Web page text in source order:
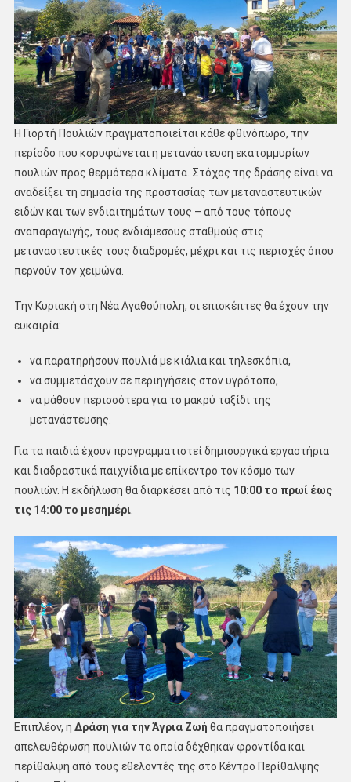
Η Γιορτή Πουλιών πραγματοποιείται κάθε φθινόπωρο, την
περίοδο που κορυφώνεται η μετανάστευση εκατομμυρίων
πουλιών προς θερμότερα κλίματα. Στόχος της δράσης είναι να
αναδείξει τη σημασία της προστασίας των μεταναστευτικών
ειδών και των ενδιαιτημάτων τους – από τους τόπους
αναπαραγωγής, τους ενδιάμεσους σταθμούς στις
μεταναστευτικές τους διαδρομές, μέχρι και τις περιοχές όπου
περνούν τον χειμώνα.
Την Κυριακή στη Νέα Αγαθούπολη, οι επισκέπτες θα έχουν την
ευκαιρία:
να παρατηρήσουν πουλιά με κιάλια και τηλεσκόπια,
να συμμετάσχουν σε περιηγήσεις στον υγρότοπο,
να μάθουν περισσότερα για το μακρύ ταξίδι της
μετανάστευσης.
Για τα παιδιά έχουν προγραμματιστεί δημιουργικά εργαστήρια
και διαδραστικά παιχνίδια με επίκεντρο τον κόσμο των
πουλιών. Η εκδήλωση θα διαρκέσει από τις 10:00 το πρωί έως
τις 14:00 το μεσημέρι.
Επιπλέον, η Δράση για την Άγρια Ζωή θα πραγματοποιήσει
απελευθέρωση πουλιών τα οποία δέχθηκαν φροντίδα και
περίθαλψη από τους εθελοντές της στο Κέντρο Περίθαλψης